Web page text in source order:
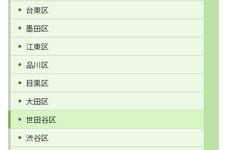
台東区
墨田区
江東区
品川区
目黒区
大田区
世田谷区
渋谷区